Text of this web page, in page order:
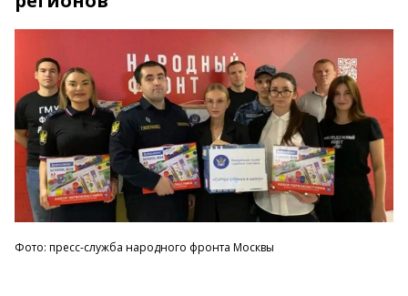
Фото: пресс-служба народного фронта Москвы